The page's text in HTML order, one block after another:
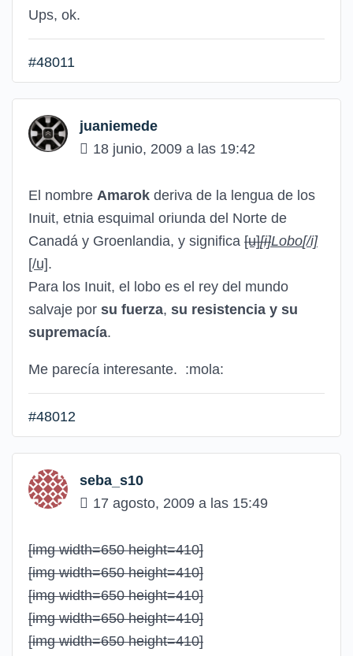
Ups, ok.
#48011
juaniemede
18 junio, 2009 a las 19:42
El nombre Amarok deriva de la lengua de los
Inuit, etnia esquimal oriunda del Norte de
Canadá y Groenlandia, y significa [u][i]Lobo[/i]
[/u].
Para los Inuit, el lobo es el rey del mundo
salvaje por su fuerza, su resistencia y su
supremacía.
Me parecía interesante. :mola:
#48012
seba_s10
17 agosto, 2009 a las 15:49
[img width=650 height=410]
[img width=650 height=410]
[img width=650 height=410]
[img width=650 height=410]
[img width=650 height=410]